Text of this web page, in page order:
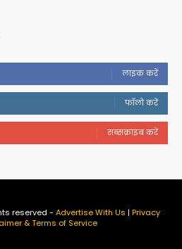
लाइक करें
फॉलो करें
सब्सक्राइब करें
reserved - Advertise With Us | Privacy
& Terms of Service